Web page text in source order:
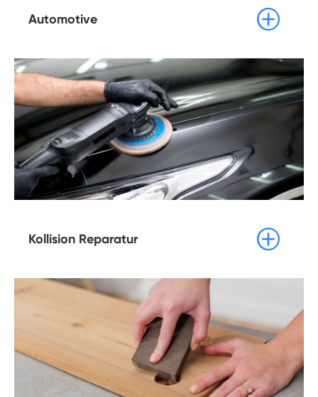
Automotive 
Kollision Reparatur 